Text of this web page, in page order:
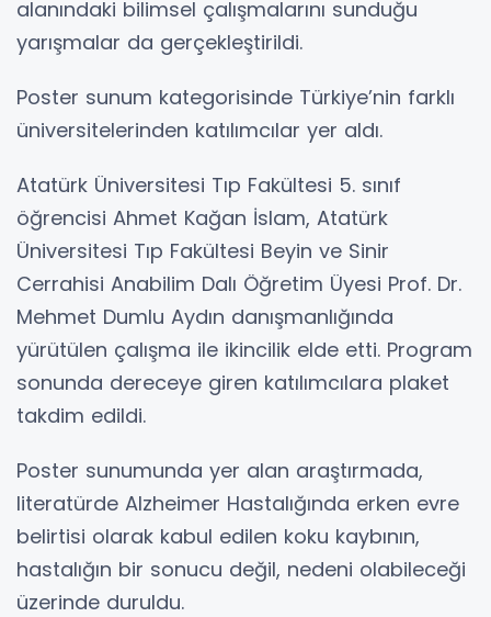
alanındaki bilimsel çalışmalarını sunduğu
yarışmalar da gerçekleştirildi.
Poster sunum kategorisinde Türkiye’nin farklı
üniversitelerinden katılımcılar yer aldı.
Atatürk Üniversitesi Tıp Fakültesi 5. sınıf
öğrencisi Ahmet Kağan İslam, Atatürk
Üniversitesi Tıp Fakültesi Beyin ve Sinir
Cerrahisi Anabilim Dalı Öğretim Üyesi Prof. Dr.
Mehmet Dumlu Aydın danışmanlığında
yürütülen çalışma ile ikincilik elde etti. Program
sonunda dereceye giren katılımcılara plaket
takdim edildi.
Poster sunumunda yer alan araştırmada,
literatürde Alzheimer Hastalığında erken evre
belirtisi olarak kabul edilen koku kaybının,
hastalığın bir sonucu değil, nedeni olabileceği
üzerinde duruldu.